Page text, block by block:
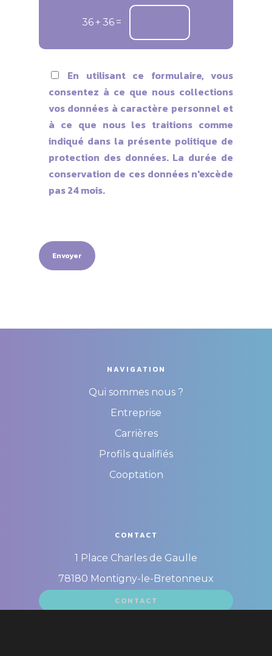
36 + 36 =
En utilisant ce formulaire, vous
consentez à ce que nous collections
vos données à caractère personnel et
à ce que nous les traitions comme
indiqué dans la présente politique de
protection des données. La durée de
conservation de ces données n'excède
pas 24 mois.
NAVIGATION
Qui sommes nous ?
Entreprise
Carrières
Profils qualifiés
Cooptation
CONTACT
1 Place Charles de Gaulle
78180 Montigny-le-Bretonneux
CONTACT